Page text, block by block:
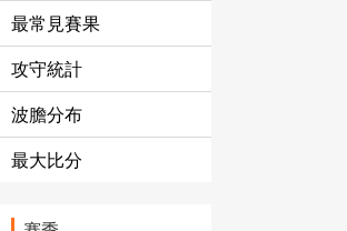
最常見賽果
攻守統計
波膽分布
最大比分